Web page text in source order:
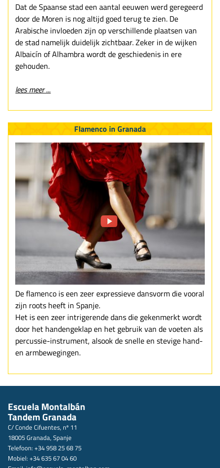
Dat de Spaanse stad een aantal eeuwen werd geregeerd
door de Moren is nog altijd goed terug te zien. De
Arabische invloeden zijn op verschillende plaatsen van
de stad namelijk duidelijk zichtbaar. Zeker in de wijken
Albaicín of Alhambra wordt de geschiedenis in ere
gehouden.
lees meer ...
Flamenco in Granada
De flamenco is een zeer expressieve dansvorm die vooral
zijn roots heeft in Spanje.
Het is een zeer intrigerende dans die gekenmerkt wordt
door het handengeklap en het gebruik van de voeten als
percussie-instrument, alsook de snelle en stevige hand-
en armbewegingen.
Escuela Montalbán
Tandem Granada
C/ Conde Cifuentes, nº 11
18005 Granada, Spanje
Telefoon: +34 958 25 68 75
Mobiel: +34 635 67 04 60